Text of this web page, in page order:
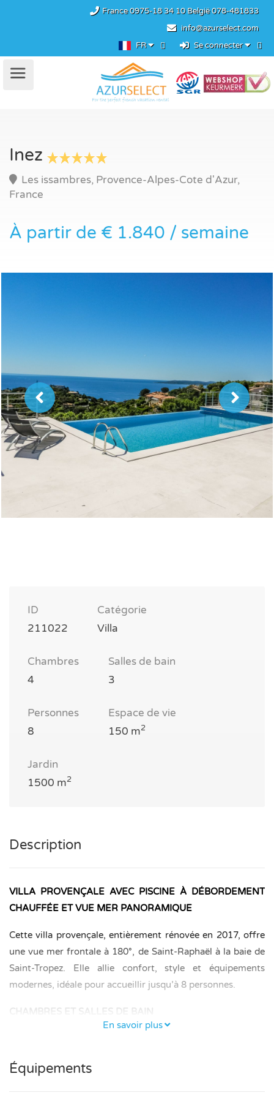
France0975-18 34 10België078-481833
info@azurselect.com
FR
Se connecter
Inez
Les issambres, Provence-Alpes-Cote d'Azur,
France
À partir de € 1.840 / semaine
ID
211022
Catégorie
Villa
Chambres
4
Salles de bain
3
Personnes
8
Espace de vie
150 m2
Jardin
1500 m2
Description
VILLA PROVENÇALE AVEC PISCINE À DÉBORDEMENT
CHAUFFÉE ET VUE MER PANORAMIQUE
Cette villa provençale, entièrement rénovée en 2017, offre
une vue mer frontale à 180°, de Saint-Raphaël à la baie de
Saint-Tropez. Elle allie confort, style et équipements
modernes, idéale pour accueillir jusqu’à 8 personnes.
CHAMBRES ET SALLES DE BAIN
l’italienne, double lavabo et WC.
En savoir plus
Équipements